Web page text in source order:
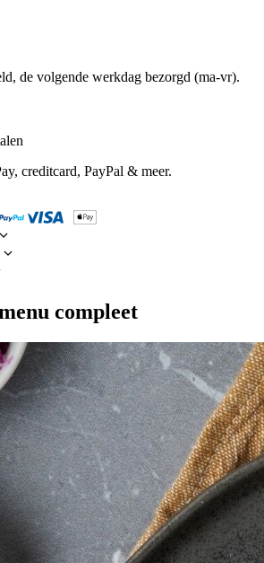
de volgende werkdag bezorgd (ma-vr).
creditcard, PayPal & meer.
compleet